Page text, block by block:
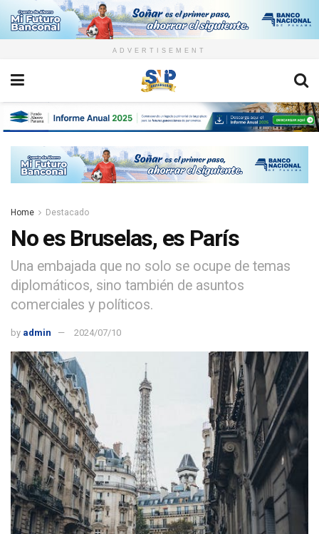
ADVERTISEMENT
Home Destacado
No es Bruselas, es París
Una embajada que no solo se ocupe de temas
diplomáticos, sino también de asuntos
comerciales y políticos.
by admin 2024/07/10